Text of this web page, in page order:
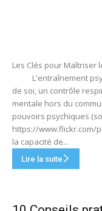
Les Clés pour
L'entraînement
de soi, un contrôle
mentale hors du
pouvoirs psychiques
https://www.flickr.com/
la capacité de...
Lire la suite